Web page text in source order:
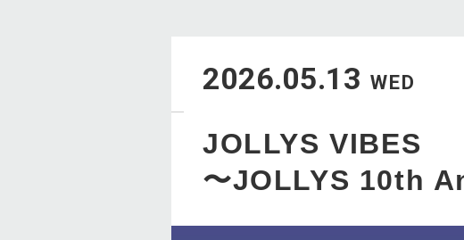
2026.05.13 WED
JOLLYS VIBES
〜JOLLYS 10th